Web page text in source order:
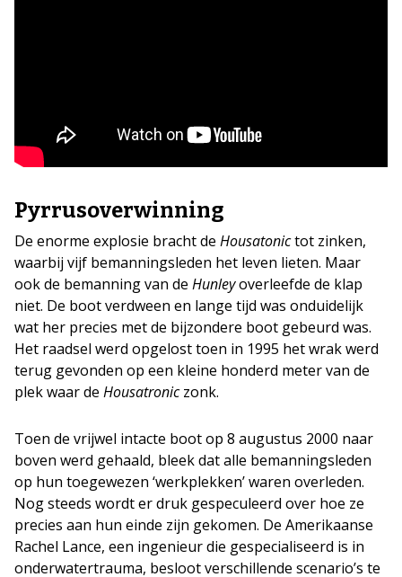
Pyrrusoverwinning
De enorme explosie bracht de Housatonictot zinken,
waarbij vijf bemanningsleden het leven lieten. Maar
ook de bemanning van de Hunleyoverleefde de klap
niet. De boot verdween en lange tijd was onduidelijk
wat her precies met de bijzondere boot gebeurd was.
Het raadsel werd opgelost toen in 1995 het wrak werd
terug gevonden op een kleine honderd meter van de
plek waar de Housatroniczonk.
Toen de vrijwel intacte boot op 8 augustus 2000 naar
boven werd gehaald, bleek dat alle bemanningsleden
op hun toegewezen ‘werkplekken’ waren overleden.
Nog steeds wordt er druk gespeculeerd over hoe ze
precies aan hun einde zijn gekomen. De Amerikaanse
Rachel Lance, een ingenieur die gespecialiseerd is in
onderwatertrauma, besloot verschillende scenario’s te